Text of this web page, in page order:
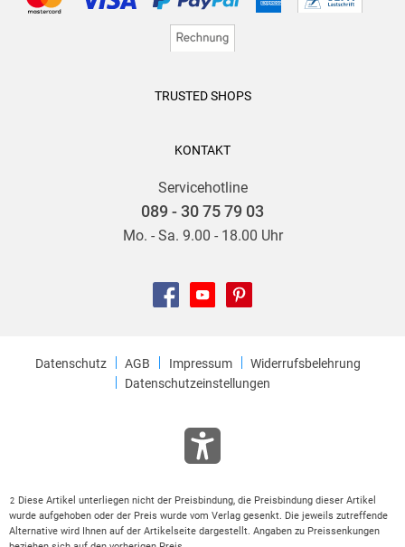
TRUSTED SHOPS
KONTAKT
Servicehotline
089 - 30 75 79 03
Mo. - Sa. 9.00 - 18.00 Uhr
Datenschutz AGB Impressum
Widerrufsbelehrung
Datenschutzeinstellungen
2
Diese Artikel unterliegen nicht der Preisbindung, die Preisbindung dieser Artikel
wurde aufgehoben oder der Preis wurde vom Verlag gesenkt. Die jeweils zutreffende
Alternative wird Ihnen auf der Artikelseite dargestellt. Angaben zu Preissenkungen